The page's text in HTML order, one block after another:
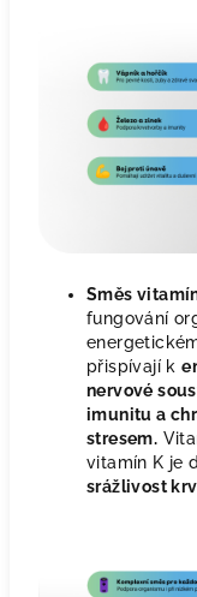
Směs
fungování
přispívají k
nervové
imunitu a
stresem.
vitamín K je
srážlivost